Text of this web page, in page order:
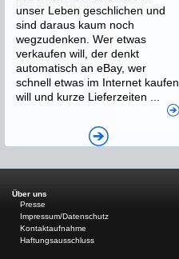
unser Leben geschlichen und
sind daraus kaum noch
wegzudenken. Wer etwas
verkaufen will, der denkt
automatisch an eBay, wer
schnell etwas im Internet kaufen
will und kurze Lieferzeiten ...
Über uns
Presse
Impressum/Datenschutz
Kontaktaufnahme
Haftungsausschluss